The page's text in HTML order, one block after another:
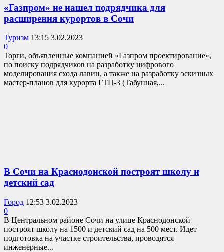
«Газпром» не нашел подрядчика для
расширения курортов в Сочи
Туризм 13:15 3.02.2023
0
Торги, объявленные компанией «Газпром проектирование»,
по поиску подрядчиков на разработку цифрового
моделирования схода лавин, а также на разработку эскизных
мастер-планов для курорта ГТЦ-3 (Табунная,...
В Сочи на Краснодонской построят школу и
детский сад
Город 12:53 3.02.2023
0
В Центральном районе Сочи на улице Краснодонской
построят школу на 1500 и детский сад на 500 мест. Идет
подготовка на участке строительства, проводятся
инженерные...